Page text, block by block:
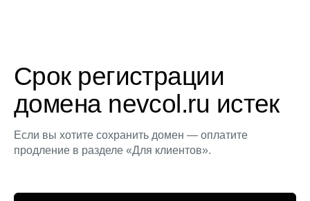
Срок регистрации
домена nevcol.ru истек
Если вы хотите сохранить домен — оплатите
продление в разделе «Для клиентов».